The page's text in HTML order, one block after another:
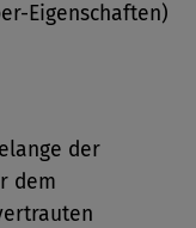
Eigenschaften)
der
dem